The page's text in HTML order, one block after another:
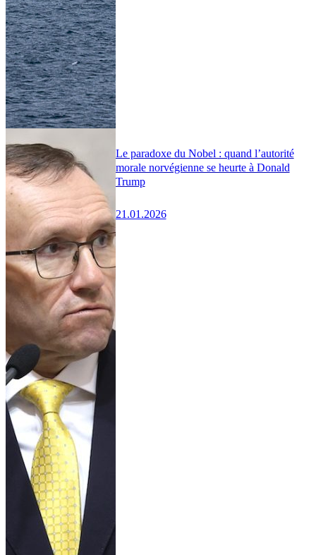
Le paradoxe du Nobel : quand l’autorité
morale norvégienne se heurte à Donald
Trump
21.01.2026